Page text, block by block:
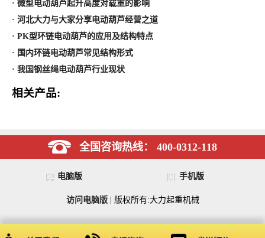
· 微型电动葫芦起升高度对载重的影响
· 河北大力与大家分享电动葫芦经营之道
· PK型环链电动葫芦的应用及结构特点
· 国内环链电动葫芦常见结构形式
· 我国钢丝绳电动葫芦行业现状
相关产品:
全国咨询热线： 400-0312-118
电脑版 手机版
访问电脑版| 版权所有:大力起重机械